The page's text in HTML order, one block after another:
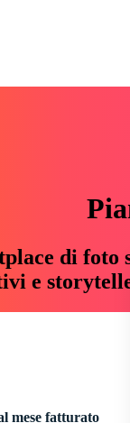
di
e
mese fatturato